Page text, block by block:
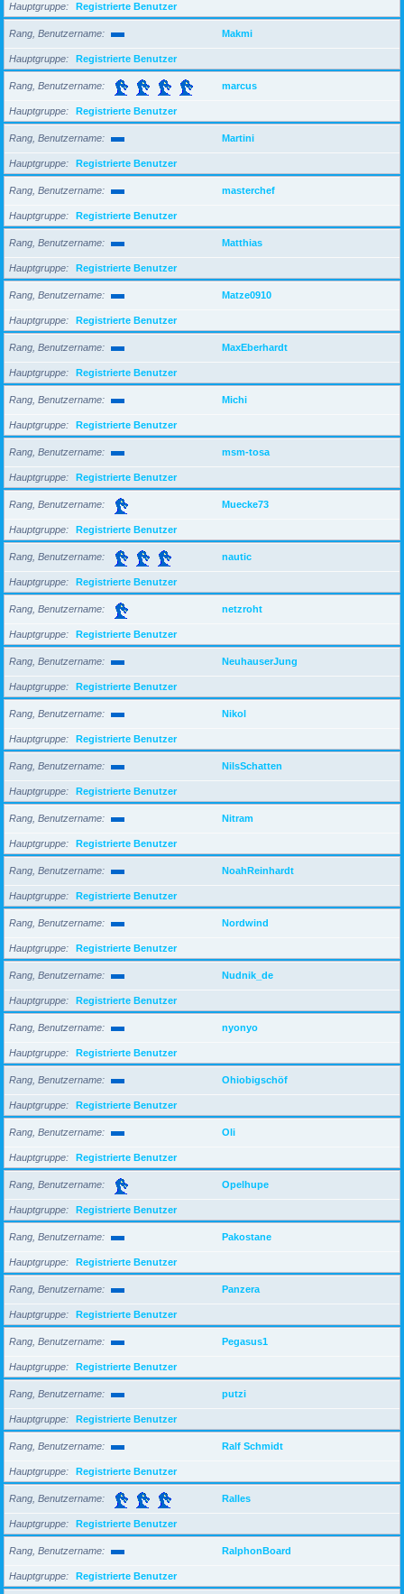
Hauptgruppe Registrierte Benutzer
Rang, Benutzername Makmi
Hauptgruppe Registrierte Benutzer
Rang, Benutzername marcus
Hauptgruppe Registrierte Benutzer
Rang, Benutzername Martini
Hauptgruppe Registrierte Benutzer
Rang, Benutzername masterchef
Hauptgruppe Registrierte Benutzer
Rang, Benutzername Matthias
Hauptgruppe Registrierte Benutzer
Rang, Benutzername Matze0910
Hauptgruppe Registrierte Benutzer
Rang, Benutzername MaxEberhardt
Hauptgruppe Registrierte Benutzer
Rang, Benutzername Michi
Hauptgruppe Registrierte Benutzer
Rang, Benutzername msm-tosa
Hauptgruppe Registrierte Benutzer
Rang, Benutzername Muecke73
Hauptgruppe Registrierte Benutzer
Rang, Benutzername nautic
Hauptgruppe Registrierte Benutzer
Rang, Benutzername netzroht
Hauptgruppe Registrierte Benutzer
Rang, Benutzername NeuhauserJung
Hauptgruppe Registrierte Benutzer
Rang, Benutzername Nikol
Hauptgruppe Registrierte Benutzer
Rang, Benutzername NilsSchatten
Hauptgruppe Registrierte Benutzer
Rang, Benutzername Nitram
Hauptgruppe Registrierte Benutzer
Rang, Benutzername NoahReinhardt
Hauptgruppe Registrierte Benutzer
Rang, Benutzername Nordwind
Hauptgruppe Registrierte Benutzer
Rang, Benutzername Nudnik_de
Hauptgruppe Registrierte Benutzer
Rang, Benutzername nyonyo
Hauptgruppe Registrierte Benutzer
Rang, Benutzername Ohiobigschöf
Hauptgruppe Registrierte Benutzer
Rang, Benutzername Oli
Hauptgruppe Registrierte Benutzer
Rang, Benutzername Opelhupe
Hauptgruppe Registrierte Benutzer
Rang, Benutzername Pakostane
Hauptgruppe Registrierte Benutzer
Rang, Benutzername Panzera
Hauptgruppe Registrierte Benutzer
Rang, Benutzername Pegasus1
Hauptgruppe Registrierte Benutzer
Rang, Benutzername putzi
Hauptgruppe Registrierte Benutzer
Rang, Benutzername Ralf Schmidt
Hauptgruppe Registrierte Benutzer
Rang, Benutzername Ralles
Hauptgruppe Registrierte Benutzer
Rang, Benutzername RalphonBoard
Hauptgruppe Registrierte Benutzer